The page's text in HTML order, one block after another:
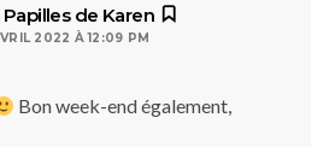
Papilles de Karen
2022 À 12:09 PM
Bon week-end également,